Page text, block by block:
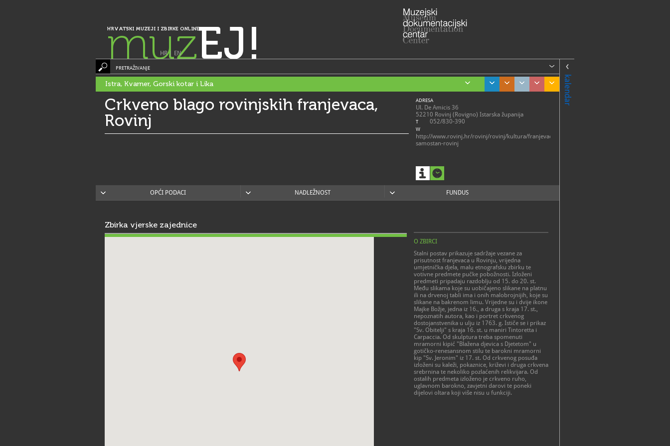
HRVATSKI MUZEJI I ZBIRKE ONLINE
muzEJ!
HR| EN
kalendar
PRETRAŽIVANJE
Istra, Kvarner, Gorski kotar i Lika
Crkveno blago rovinjskih franjevaca,
Rovinj
ADRESA
Ul. De Amicis 36
52210 Rovinj (Rovigno) Istarska županija
T 052/830-390
W
http://www.rovinj.hr/rovinj/rovinj/kultura/franjevacki-
samostan-rovinj
OPĆI PODACI NADLEŽNOST FUNDUS
Zbirka vjerske zajednice
O ZBIRCI
Stalni postav prikazuje sadržaje vezane za
prisutnost franjevaca u Rovinju, vrijedna
umjetnička djela, malu etnografsku zbirku te
votivne predmete pučke pobožnosti. Izloženi
predmeti pripadaju razdoblju od 15. do 20. st.
Među slikama koje su uobičajeno slikane na platnu
ili na drvenoj tabli ima i onih malobrojnijih, koje su
slikane na bakrenom limu. Vrijedne su i dvije ikone
Majke Božje, jedna iz 16., a druga s kraja 17. st.,
nepoznatih autora, kao i portret crkvenog
dostojanstvenika u ulju iz 1763. g. Ističe se i prikaz
"Sv. Obitelji" s kraja 16. st. u maniri Tintoretta i
Carpaccia. Od skulptura treba spomenuti
mramorni kipić "Blažena djevica s Djetetom" u
gotičko-renesansnom stilu te barokni mramorni
kip "Sv. Jeronim" iz 17. st. Od crkvenog posuđa
izloženi su kaleži, pokaznice, križevi i druga crkvena
srebrnina te nekoliko pozlaćenih relikvijara. Od
ostalih predmeta izloženo je crkveno ruho,
uglavnom barokno, zavjetni darovi te poneki
dijelovi oltara koji više nisu u funkciji.